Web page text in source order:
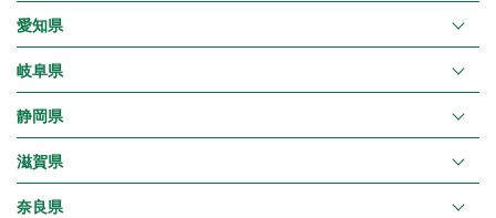
愛知県
岐阜県
静岡県
滋賀県
奈良県